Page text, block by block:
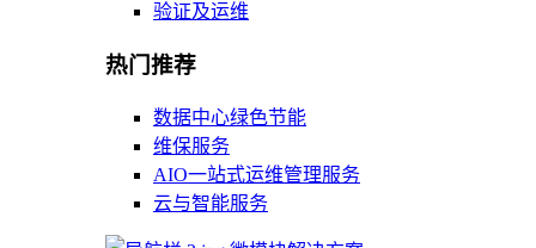
验证及运维
热门推荐
数据中心绿色节能
维保服务
AIO一站式运维管理服务
云与智能服务